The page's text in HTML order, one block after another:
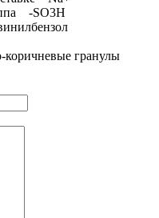
-SO3H
гранулы